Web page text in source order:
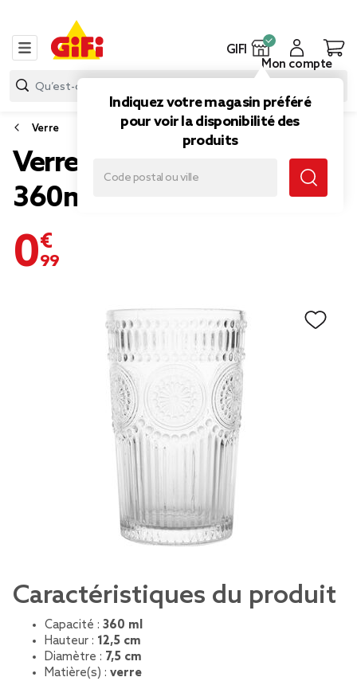
GIFI
Indiquez votre magasin préféré
pour voir la disponibilité des
produits
Mon compte
Verre
Verre avec motif en relief
360ml
0,99 €
Caractéristiques du produit
Capacité : 360 ml
Hauteur : 12,5 cm
Diamètre : 7,5 cm
Matière(s) : verre